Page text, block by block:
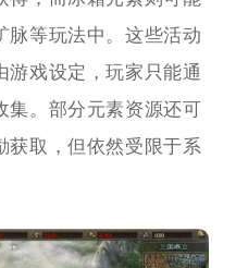
脉等玩法中。这些活动
游戏设定，玩家只能通
集。部分元素资源还可
获取，但依然受限于系